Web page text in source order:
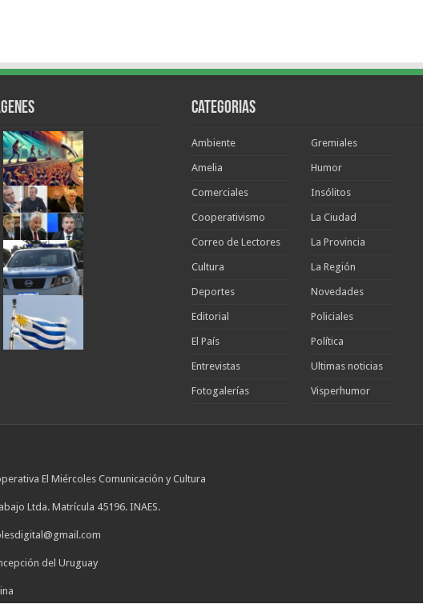
Categorias
Ambiente
Amelia
Comerciales
Cooperativismo
Correo de Lectores
Cultura
Deportes
Editorial
El País
Entrevistas
Fotogalerías
Gremiales
Humor
Insólitos
La Ciudad
La Provincia
La Región
Novedades
Policiales
Política
Ultimas noticias
Visperhumor
El Miércoles Comunicación y Cultura
Ltda. Matrícula 45196. INAES.
del Uruguay